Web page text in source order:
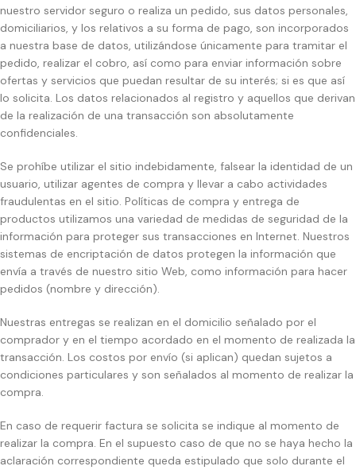
nuestro servidor seguro o realiza un pedido, sus datos personales,
domiciliarios, y los relativos a su forma de pago, son incorporados
a nuestra base de datos, utilizándose únicamente para tramitar el
pedido, realizar el cobro, así como para enviar información sobre
ofertas y servicios que puedan resultar de su interés; si es que así
lo solicita. Los datos relacionados al registro y aquellos que derivan
de la realización de una transacción son absolutamente
confidenciales.
Se prohíbe utilizar el sitio indebidamente, falsear la identidad de un
usuario, utilizar agentes de compra y llevar a cabo actividades
fraudulentas en el sitio. Políticas de compra y entrega de
productos utilizamos una variedad de medidas de seguridad de la
información para proteger sus transacciones en Internet. Nuestros
sistemas de encriptación de datos protegen la información que
envía a través de nuestro sitio Web, como información para hacer
pedidos (nombre y dirección).
Nuestras entregas se realizan en el domicilio señalado por el
comprador y en el tiempo acordado en el momento de realizada la
transacción. Los costos por envío (si aplican) quedan sujetos a
condiciones particulares y son señalados al momento de realizar la
compra.
En caso de requerir factura se solicita se indique al momento de
realizar la compra. En el supuesto caso de que no se haya hecho la
aclaración correspondiente queda estipulado que solo durante el